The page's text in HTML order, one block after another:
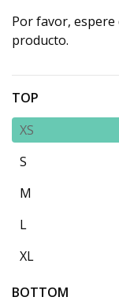
Por favor, espere
producto.
TOP
XS
S
M
L
XL
BOTTOM